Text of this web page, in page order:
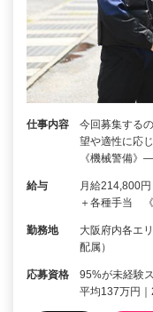
仕事内容
今回募集する
望や適性に応
《機械警備
給与
月給214,800
＋各種手当
勤務地
大阪府内各エ
配属）
応募資格
95%が未経験
平均137万円｜